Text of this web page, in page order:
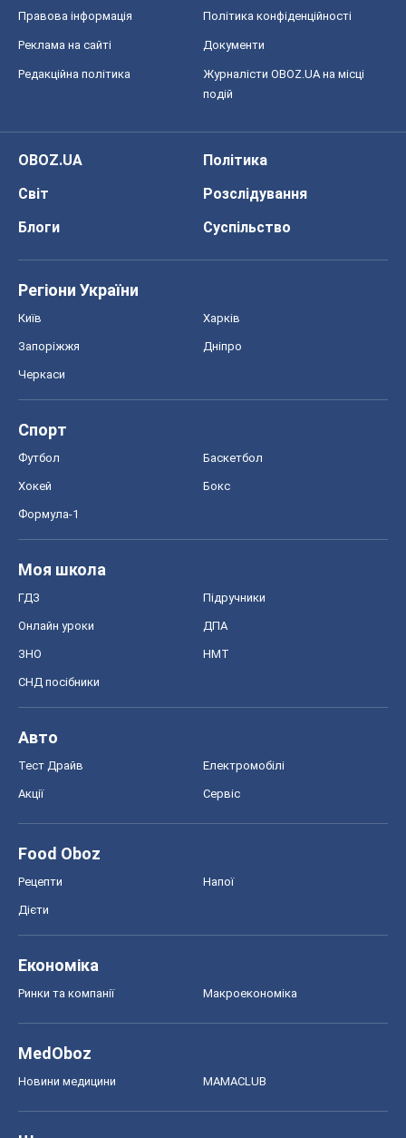
Правова інформація Політика конфіденційності
Реклама на сайті Документи
Редакційна політика
Журналісти OBOZ.UA на місці
подій
OBOZ.UA
Політика
Світ
Розслідування
Блоги
Суспільство
Регіони України
Київ Харків
Запоріжжя Дніпро
Черкаси
Спорт
Футбол Баскетбол
Хокей Бокс
Формула-1
Моя школа
ГДЗ Підручники
Онлайн уроки ДПА
ЗНО НМТ
СНД посібники
Авто
Тест Драйв Електромобілі
Акції Сервіс
Food Oboz
Рецепти Напої
Дієти
Економіка
Ринки та компанії Макроекономіка
MedOboz
Новини медицини MAMACLUB